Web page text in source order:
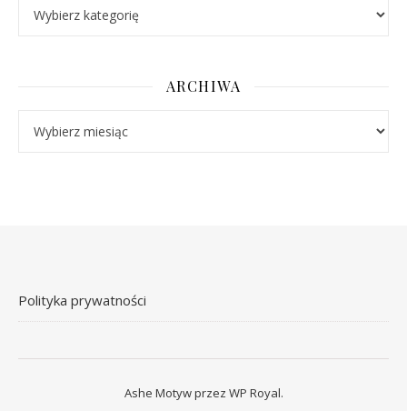
ARCHIWA
Polityka prywatności
Ashe Motyw przez WP Royal.